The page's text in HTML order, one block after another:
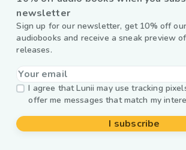
newsletter
Sign up for our newsletter, get 10% off
audiobooks and receive a sneak preview
releases.
I agree that Lunii may use tracking
offer me messages that match my
I subscribe